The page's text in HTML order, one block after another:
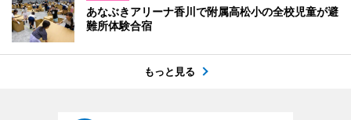
あなぶきアリーナ香川で附属高松小の全校児童が避
難所体験合宿
もっと見る